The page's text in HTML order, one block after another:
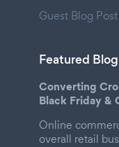
Guest Blog Post
Featured
Converting
Black Friday &
Online
overall retail